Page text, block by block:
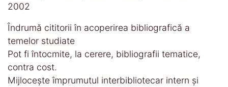
2002
Îndrumă cititorii în acoperirea bibliografică a
temelor studiate
Pot fi întocmite, la cerere, bibliografii tematice,
contra cost.
Mijloceşte împrumutul interbibliotecar intern și